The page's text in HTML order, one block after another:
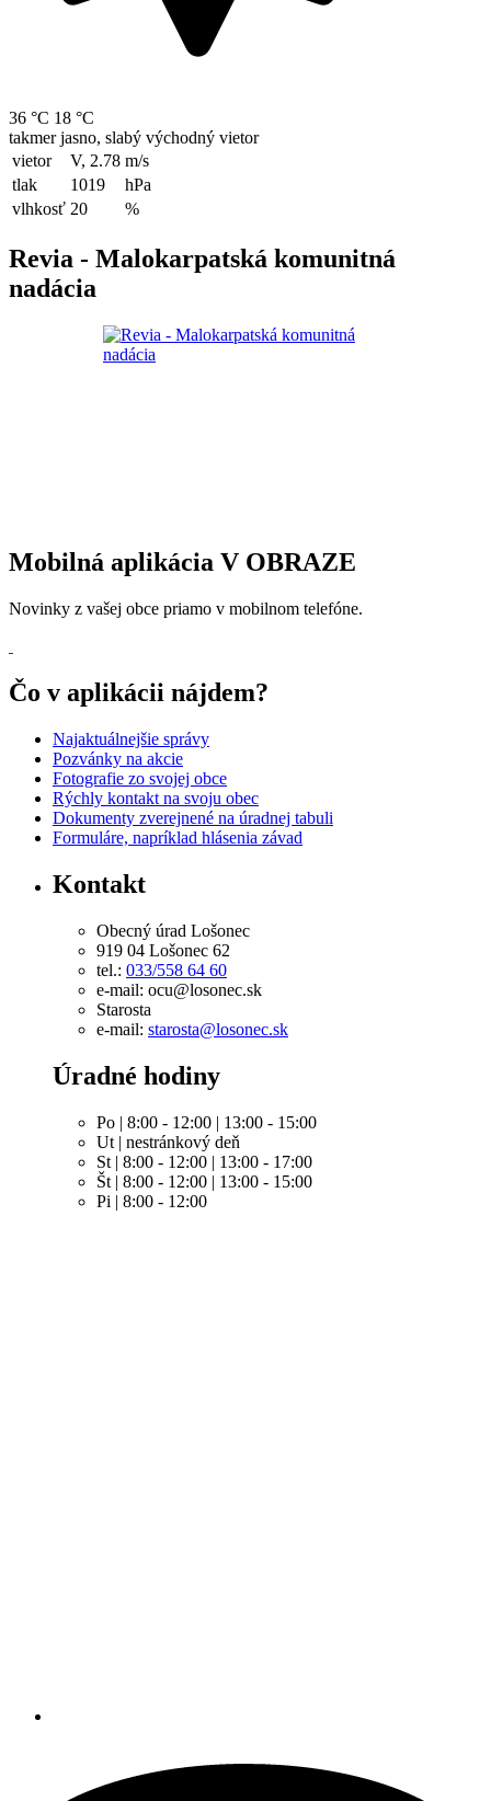
36 °C 18 °C
takmer jasno, slabý východný vietor
vietor
V, 2.78 m/s
tlak
1019
hPa
vlhkosť 20 %
Revia - Malokarpatská komunitná
nadácia
Mobilná aplikácia V OBRAZE
Novinky z vašej obce priamo v mobilnom telefóne.
Čo v aplikácii nájdem?
Najaktuálnejšie správy
Pozvánky na akcie
Fotografie zo svojej obce
Rýchly kontakt na svoju obec
Dokumenty zverejnené na úradnej tabuli
Formuláre, napríklad hlásenia závad
Kontakt
Obecný úrad Lošonec
919 04 Lošonec 62
tel.: 033/558 64 60
e-mail: ocu@losonec.sk
Starosta
e-mail: starosta@losonec.sk
Úradné hodiny
Po | 8:00 - 12:00 | 13:00 - 15:00
Ut | nestránkový deň
St | 8:00 - 12:00 | 13:00 - 17:00
Št | 8:00 - 12:00 | 13:00 - 15:00
Pi | 8:00 - 12:00